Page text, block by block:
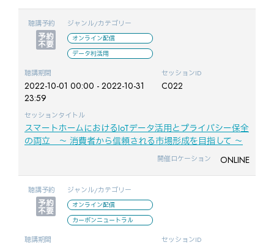
聴講予約 ジャンル/カテゴリー
オンライン配信
データ利活用
聴講期間
2022-10-01 00:00 - 2022-10-31
23:59
セッションID
C022
セッションタイトル
スマートホームにおけるIoTデータ活用とプライバシー保全
の両立 ～ 消費者から信頼される市場形成を目指して ～
開催ロケーション ONLINE
聴講予約 ジャンル/カテゴリー
オンライン配信
カーボンニュートラル
聴講期間 セッションID